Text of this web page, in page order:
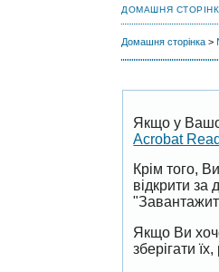
ДОМАШНЯ
Домашня сторінка >
Якщо у
Acrobat
Крім того,
відкрити
Якщо Ви
зберігати